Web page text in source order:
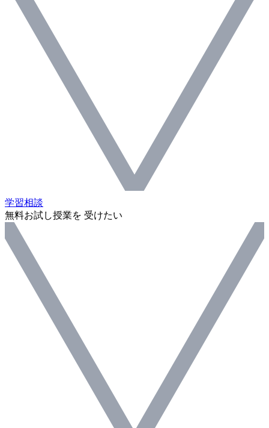
学習相談
無料お試し授業を 受けたい